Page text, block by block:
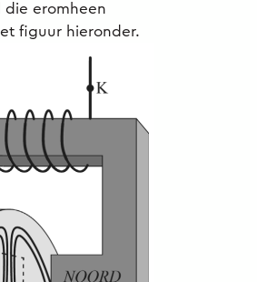
die eromheen
figuur hieronder.